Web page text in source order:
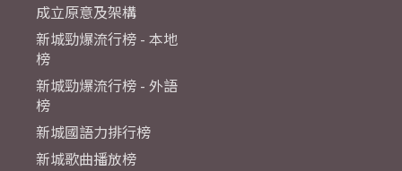
成立原意及架構
新城勁爆流行榜 - 本地
榜
新城勁爆流行榜 - 外語
榜
新城國語力排行榜
新城歌曲播放榜